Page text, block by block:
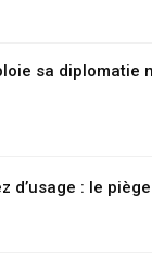
sa
d’usage : le